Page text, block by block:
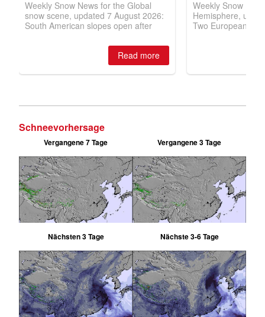
Schneevorhersage
Vergangene 7 Tage Vergangene 3 Tage
Nächsten 3 Tage Nächste 3-6 Tage